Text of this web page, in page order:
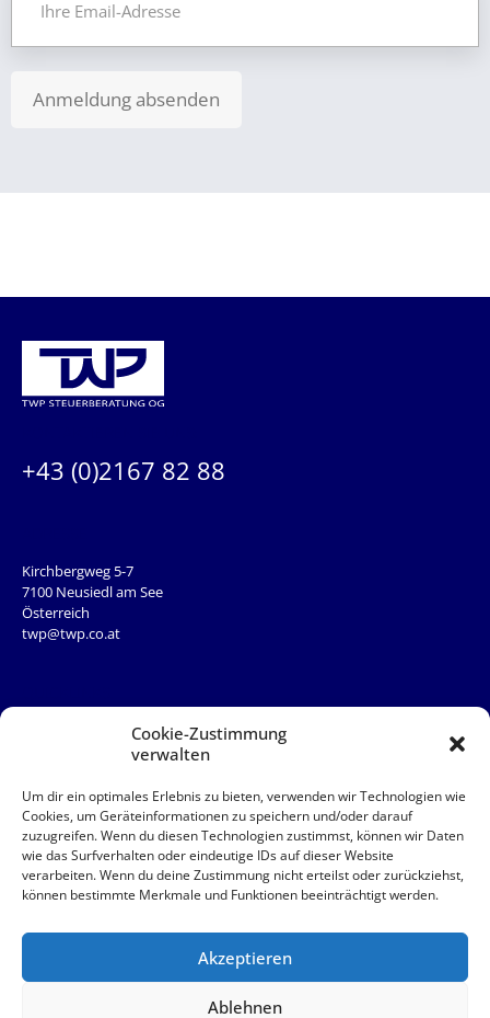
Cookie-Zustimmung
verwalten
Um dir ein optimales Erlebnis zu bieten, verwenden wir Technologien wie
Cookies, um Geräteinformationen zu speichern und/oder darauf
zuzugreifen. Wenn du diesen Technologien zustimmst, können wir Daten
wie das Surfverhalten oder eindeutige IDs auf dieser Website
verarbeiten. Wenn du deine Zustimmung nicht erteilst oder zurückziehst,
können bestimmte Merkmale und Funktionen beeinträchtigt werden.
Akzeptieren
Ablehnen
Anmeldung absenden
+43 (0)2167 82 88
Kirchbergweg 5-7
7100 Neusiedl am See
Österreich
twp@twp.co.at
Kontakt
QUICKLINKS
AAB
Impressum
© 2026 TWP Steuerberatung OG